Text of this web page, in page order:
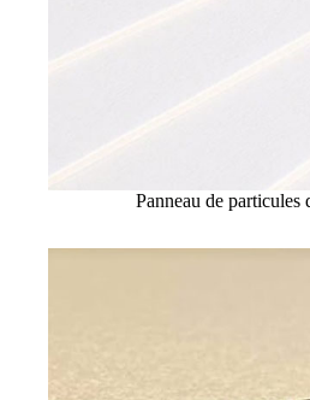
Panneau de particules